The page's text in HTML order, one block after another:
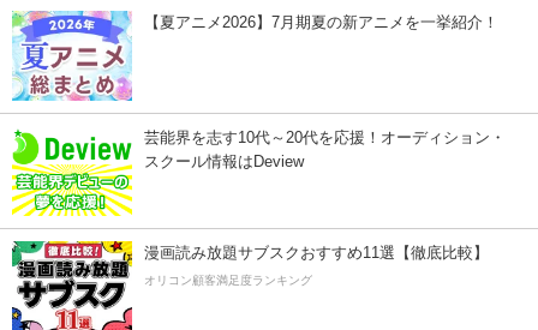
【夏アニメ2026】7月期夏の新アニメを一挙紹介！
芸能界を志す10代～20代を応援！オーディション・
スクール情報はDeview
漫画読み放題サブスクおすすめ11選【徹底比較】
オリコン顧客満足度ランキング